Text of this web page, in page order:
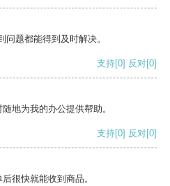
题都能得到及时解决。
支持[0] 反对[0]
地为我的办公提供帮助。
支持[0] 反对[0]
很快就能收到商品。